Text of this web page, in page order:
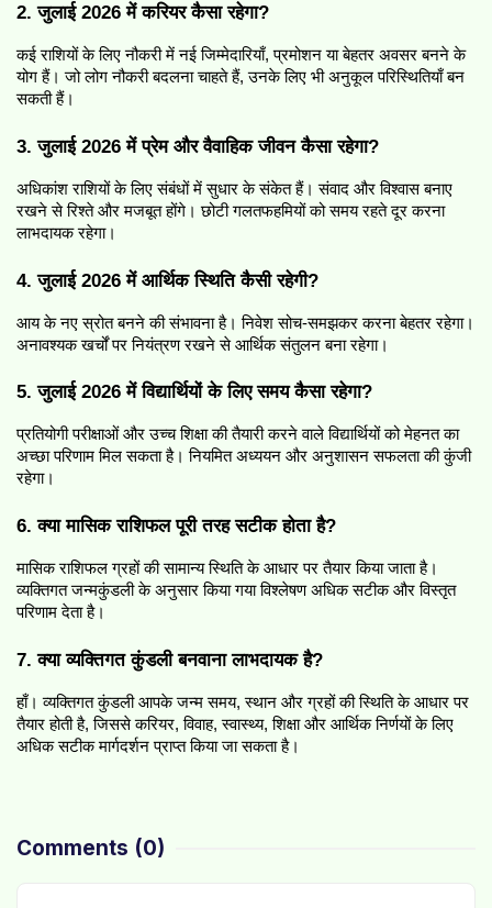
2. जुलाई 2026 में करियर कैसा रहेगा?
कई राशियों के लिए नौकरी में नई जिम्मेदारियाँ, प्रमोशन या बेहतर अवसर बनने के
योग हैं। जो लोग नौकरी बदलना चाहते हैं, उनके लिए भी अनुकूल परिस्थितियाँ बन
सकती हैं।
3. जुलाई 2026 में प्रेम और वैवाहिक जीवन कैसा रहेगा?
अधिकांश राशियों के लिए संबंधों में सुधार के संकेत हैं। संवाद और विश्वास बनाए
रखने से रिश्ते और मजबूत होंगे। छोटी गलतफहमियों को समय रहते दूर करना
लाभदायक रहेगा।
4. जुलाई 2026 में आर्थिक स्थिति कैसी रहेगी?
आय के नए स्रोत बनने की संभावना है। निवेश सोच-समझकर करना बेहतर रहेगा।
अनावश्यक खर्चों पर नियंत्रण रखने से आर्थिक संतुलन बना रहेगा।
5. जुलाई 2026 में विद्यार्थियों के लिए समय कैसा रहेगा?
प्रतियोगी परीक्षाओं और उच्च शिक्षा की तैयारी करने वाले विद्यार्थियों को मेहनत का
अच्छा परिणाम मिल सकता है। नियमित अध्ययन और अनुशासन सफलता की कुंजी
रहेगा।
6. क्या मासिक राशिफल पूरी तरह सटीक होता है?
मासिक राशिफल ग्रहों की सामान्य स्थिति के आधार पर तैयार किया जाता है।
व्यक्तिगत जन्मकुंडली के अनुसार किया गया विश्लेषण अधिक सटीक और विस्तृत
परिणाम देता है।
7. क्या व्यक्तिगत कुंडली बनवाना लाभदायक है?
हाँ। व्यक्तिगत कुंडली आपके जन्म समय, स्थान और ग्रहों की स्थिति के आधार पर
तैयार होती है, जिससे करियर, विवाह, स्वास्थ्य, शिक्षा और आर्थिक निर्णयों के लिए
अधिक सटीक मार्गदर्शन प्राप्त किया जा सकता है।
Comments (0)